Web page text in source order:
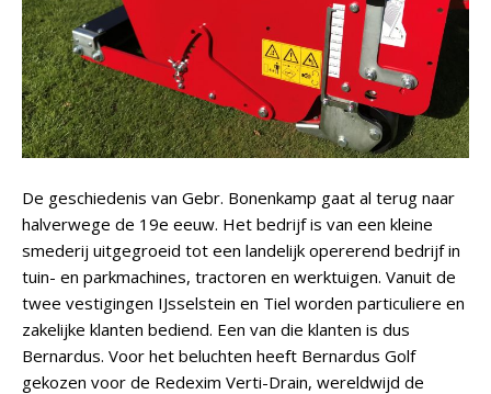
De geschiedenis van Gebr. Bonenkamp gaat al terug naar
halverwege de 19e eeuw. Het bedrijf is van een kleine
smederij uitgegroeid tot een landelijk opererend bedrijf in
tuin- en parkmachines, tractoren en werktuigen. Vanuit de
twee vestigingen IJsselstein en Tiel worden particuliere en
zakelijke klanten bediend. Een van die klanten is dus
Bernardus. Voor het beluchten heeft Bernardus Golf
gekozen voor de Redexim Verti-Drain, wereldwijd de